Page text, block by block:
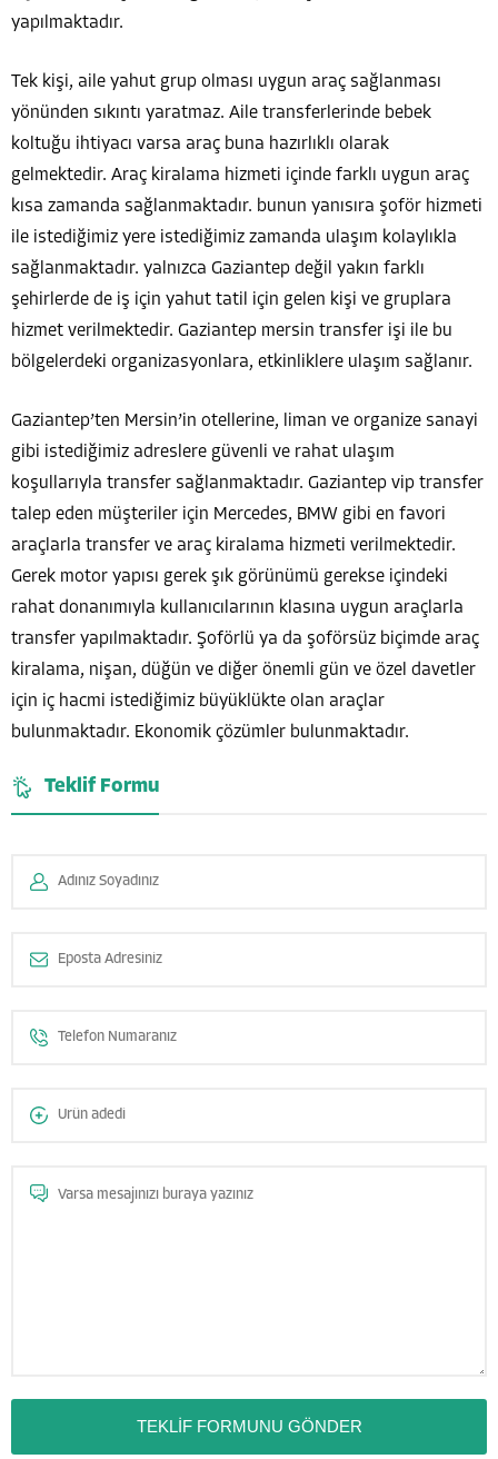
yapılmaktadır.
Tek kişi, aile yahut grup olması uygun araç sağlanması
yönünden sıkıntı yaratmaz. Aile transferlerinde bebek
koltuğu ihtiyacı varsa araç buna hazırlıklı olarak
gelmektedir. Araç kiralama hizmeti içinde farklı uygun araç
kısa zamanda sağlanmaktadır. bunun yanısıra şoför hizmeti
ile istediğimiz yere istediğimiz zamanda ulaşım kolaylıkla
sağlanmaktadır. yalnızca Gaziantep değil yakın farklı
şehirlerde de iş için yahut tatil için gelen kişi ve gruplara
hizmet verilmektedir. Gaziantep mersin transfer işi ile bu
bölgelerdeki organizasyonlara, etkinliklere ulaşım sağlanır.
Gaziantep’ten Mersin’in otellerine, liman ve organize sanayi
gibi istediğimiz adreslere güvenli ve rahat ulaşım
koşullarıyla transfer sağlanmaktadır. Gaziantep vip transfer
talep eden müşteriler için Mercedes, BMW gibi en favori
araçlarla transfer ve araç kiralama hizmeti verilmektedir.
Gerek motor yapısı gerek şık görünümü gerekse içindeki
rahat donanımıyla kullanıcılarının klasına uygun araçlarla
transfer yapılmaktadır. Şoförlü ya da şoförsüz biçimde araç
kiralama, nişan, düğün ve diğer önemli gün ve özel davetler
için iç hacmi istediğimiz büyüklükte olan araçlar
bulunmaktadır. Ekonomik çözümler bulunmaktadır.
Teklif Formu